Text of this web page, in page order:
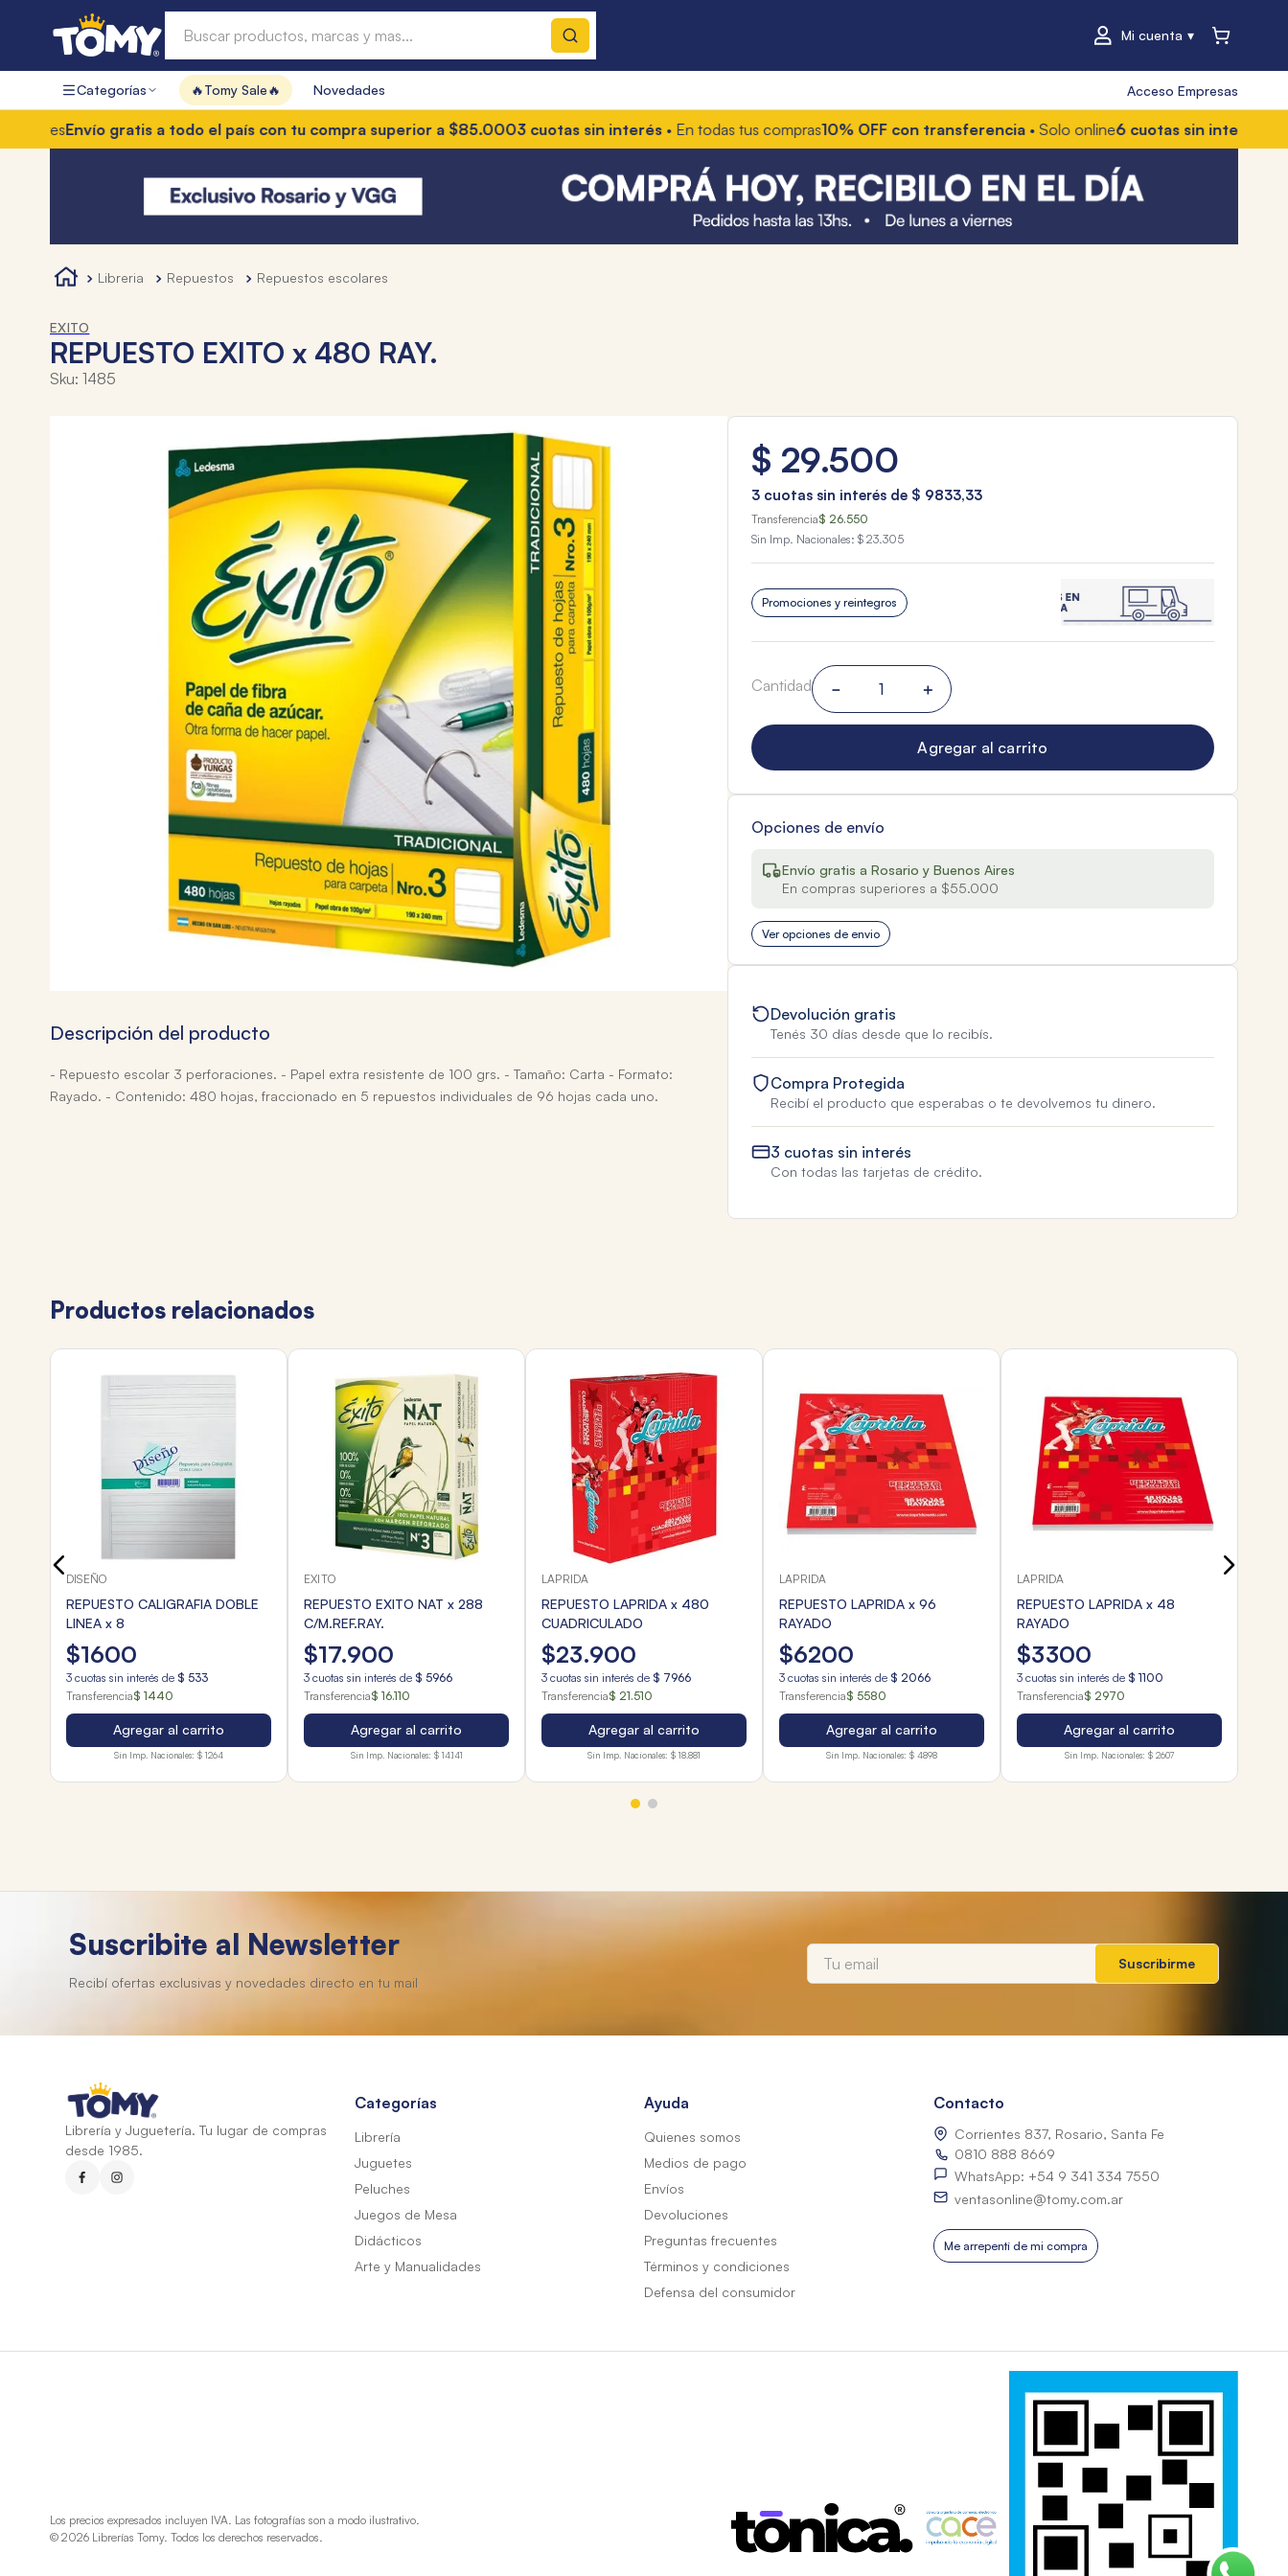
Mi cuenta
Categorías 🔥Tomy Sale🔥 Novedades Acceso Empresas
Envío gratis a todo el país con tu compra superior a $85.0003 cuotas sin interés • En todas tus compras10% OFF con transferencia• Solo online6 cuotas sin interés • Con
libreria repuestos repuestos escolares
EXITO
REPUESTO EXITO x 480 RAY.
Sku: 1485
Descripción del producto
- Repuesto escolar 3 perforaciones. - Papel extra resistente de 100 grs. - Tamaño: Carta - Formato:
Rayado. - Contenido: 480 hojas, fraccionado en 5 repuestos individuales de 96 hojas cada uno.
$ 29.500
3cuotas sin interés de $ 9833,33
Transferencia$ 26.550
Sin Imp. Nacionales: $ 23.305
Promociones y reintegros
Cantidad ＋
－
Agregar al carrito
Opciones de envío
Envío gratis a Rosario y Buenos Aires
En compras superiores a $55.000
Ver opciones de envio
Devolución gratis
Tenés 30 días desde que lo recibís.
Compra Protegida
Recibí el producto que esperabas o te devolvemos tu dinero.
3 cuotas sin interés
Con todas las tarjetas de crédito.
Productos relacionados
DISEÑO
REPUESTO CALIGRAFIA DOBLE
LINEA x 8
$1600
3 cuotas sin interés de $ 533
Transferencia$ 1440
Agregar al carrito
Sin Imp. Nacionales: $ 1264
EXITO
REPUESTO EXITO NAT x 288
C/M.REF.RAY.
$17.900
3 cuotas sin interés de $ 5966
Transferencia$ 16.110
Agregar al carrito
Sin Imp. Nacionales: $ 14.141
LAPRIDA
REPUESTO LAPRIDA x 480
CUADRICULADO
$23.900
3 cuotas sin interés de $ 7966
Transferencia$ 21.510
Agregar al carrito
Sin Imp. Nacionales: $ 18.881
LAPRIDA
REPUESTO LAPRIDA x 96
RAYADO
$6200
3 cuotas sin interés de $ 2066
Transferencia$ 5580
Agregar al carrito
Sin Imp. Nacionales: $ 4898
LAPRIDA
REPUESTO LAPRIDA x 48
RAYADO
$3300
3 cuotas sin interés de $ 1100
Transferencia$ 2970
Agregar al carrito
Sin Imp. Nacionales: $ 2607
Suscribite al Newsletter
Suscribirme
Librería y Juguetería. Tu lugar de compras
desde 1985.
Categorías
Librería
Juguetes
Peluches
Juegos de Mesa
Didácticos
Arte y Manualidades
Ayuda
Quienes somos
Medios de pago
Envíos
Devoluciones
Preguntas frecuentes
Términos y condiciones
Defensa del consumidor
Contacto
Corrientes 837, Rosario, Santa Fe
0810 888 8669
WhatsApp: +54 9 341 334 7550
ventasonline@tomy.com.ar
Me arrepentí de mi compra
Los precios expresados incluyen IVA. Las fotografías son a modo ilustrativo.
© 2026 Librerías Tomy. Todos los derechos reservados.
Términos más buscados
1.
hot wheels
mochilas
toy story
4. marcadores